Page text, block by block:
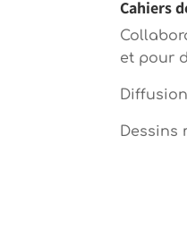
Cahiers
et pour
Dessins